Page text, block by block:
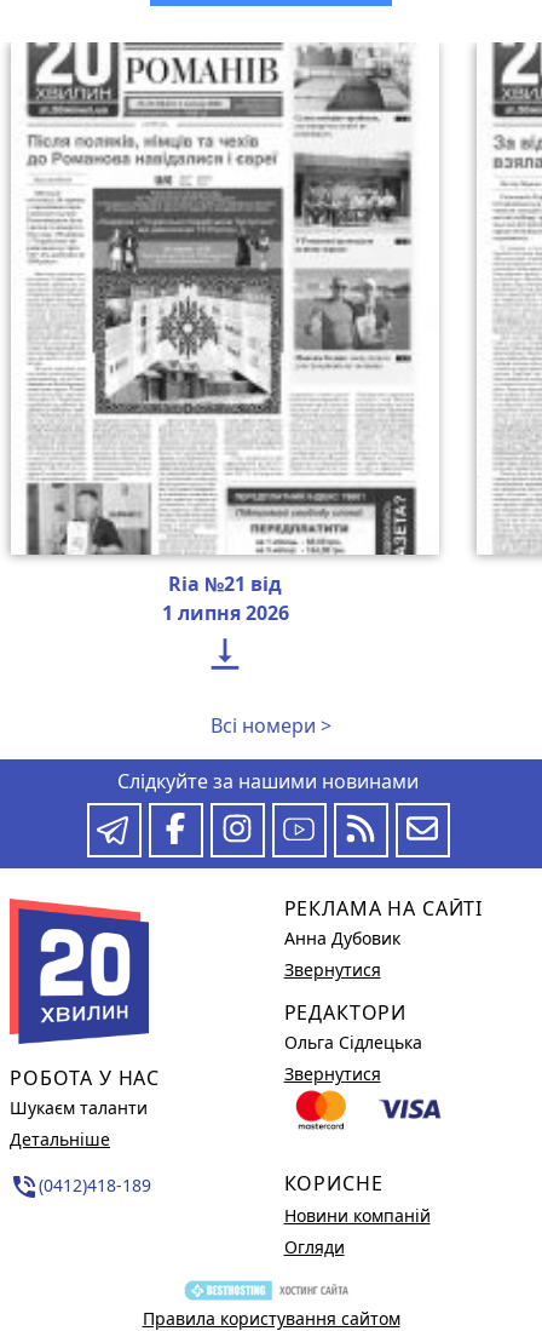
Ria №21 від
1 липня 2026

Всі номери >
Слідкуйте за нашими новинами
РОБОТА У НАС
Шукаєм таланти
Детальніше
phone_in_talk(0412)418-189
РЕКЛАМА НА САЙТІ
Анна Дубовик
Звернутися
РЕДАКТОРИ
Ольга Сідлецька
Звернутися
КОРИСНЕ
Новини компаній
Огляди
Правила користування сайтом